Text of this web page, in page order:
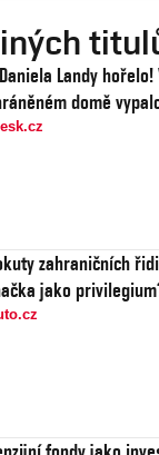
Landy
domě
zahraničních
jako